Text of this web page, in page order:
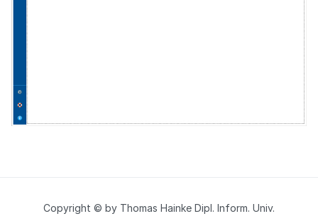
Copyright © by Thomas Hainke Dipl. Inform. Univ.